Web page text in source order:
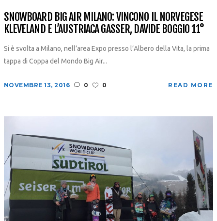
SNOWBOARD BIG AIR MILANO: VINCONO IL NORVEGESE
KLEVELAND E L’AUSTRIACA GASSER, DAVIDE BOGGIO 11°
Si è svolta a Milano, nell’area Expo presso l’Albero della Vita, la prima
tappa di Coppa del Mondo Big Air...
NOVEMBRE 13, 2016 0 0 READ MORE